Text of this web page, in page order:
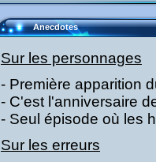
Anecdotes
Sur les personnages
- Première apparition
- C'est l'anniversaire
- Seul épisode où les
Sur les erreurs